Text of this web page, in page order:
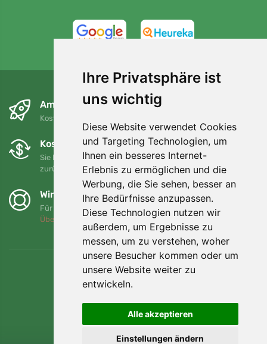
Ihre Privatsphäre ist
uns wichtig
Diese Website verwendet Cookies
und Targeting Technologien, um
Ihnen ein besseres Internet-
Erlebnis zu ermöglichen und die
Werbung, die Sie sehen, besser an
Ihre Bedürfnisse anzupassen.
Diese Technologien nutzen wir
außerdem, um Ergebnisse zu
messen, um zu verstehen, woher
unsere Besucher kommen oder um
unsere Website weiter zu
entwickeln.
Alle akzeptieren
Einstellungen ändern
Am nächsten Tag und kostenlos
Kostenloser Versand für Bestellungen über 80 EUR
Kostenloser Umtausch und Rückgabe
Sie können Ihre Bestellung jederzeit innerhalb von 90 Tagen
zurückgeben oder umtauschen.
Wir unterstützen Trees.org
Für jede Bestellung pflanzen wir einen Baum! Mehr lesen
Über uns